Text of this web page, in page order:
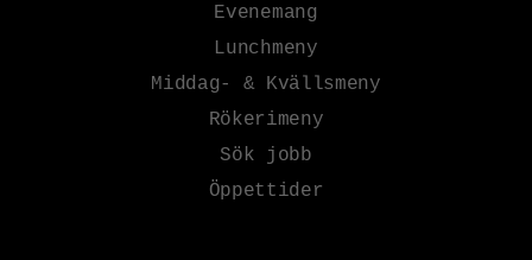
Evenemang
Lunchmeny
Middag- & Kvällsmeny
Rökerimeny
Sök jobb
Öppettider